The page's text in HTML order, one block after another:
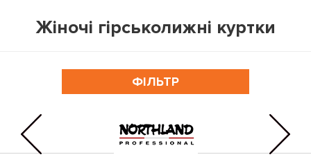
Жіночі гірськолижні куртки
ФІЛЬТР